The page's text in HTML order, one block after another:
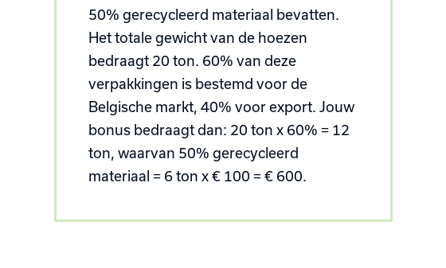
50% gerecycleerd materiaal bevatten.
Het totale gewicht van de hoezen
bedraagt 20 ton. 60% van deze
verpakkingen is bestemd voor de
Belgische markt, 40% voor export. Jouw
bonus bedraagt dan: 20 ton x 60% = 12
ton, waarvan 50% gerecycleerd
materiaal = 6 ton x € 100 = € 600.